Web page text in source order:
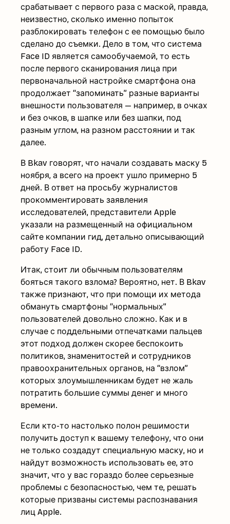
срабатывает с первого раза с маской, правда,
неизвестно, сколько именно попыток
разблокировать телефон с ее помощью было
сделано до съемки. Дело в том, что система
Face ID является самообучаемой, то есть
после первого сканирования лица при
первоначальной настройке смартфона она
продолжает “запоминать” разные варианты
внешности пользователя — например, в очках
и без очков, в шапке или без шапки, под
разным углом, на разном расстоянии и так
далее.
В Bkav говорят, что начали создавать маску 5
ноября, а всего на проект ушло примерно 5
дней. В ответ на просьбу журналистов
прокомментировать заявления
исследователей, представители Apple
указали на размещенный на официальном
сайте компании гид, детально описывающий
работу Face ID.
Итак, стоит ли обычным пользователям
бояться такого взлома? Вероятно, нет. В Bkav
также признают, что при помощи их метода
обмануть смартфоны “нормальных”
пользователей довольно сложно. Как и в
случае с поддельными отпечатками пальцев
этот подход должен скорее беспокоить
политиков, знаменитостей и сотрудников
правоохранительных органов, на “взлом”
которых злоумышленникам будет не жаль
потратить большие суммы денег и много
времени.
Если кто-то настолько полон решимости
получить доступ к вашему телефону, что они
не только создадут специальную маску, но и
найдут возможность использовать ее, это
значит, что у вас гораздо более серьезные
проблемы с безопасностью, чем те, решать
которые призваны системы распознавания
лиц Apple.